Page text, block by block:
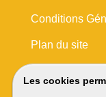
Les cookies
Conditions
Plan du site